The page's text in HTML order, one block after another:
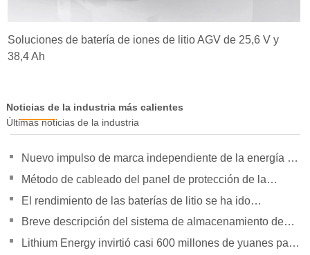
Soluciones de batería de iones de litio AGV de 25,6 V y
38,4 Ah
Noticias de la industria más calientes
Últimas noticias de la industria
Nuevo impulso de marca independiente de la energía de
la orientación de política para duplicar su presión
Método de cableado del panel de protección de la
batería de litio
El rendimiento de las baterías de litio se ha ido
superando gradualmente
Breve descripción del sistema de almacenamiento de
energía Tesla Powerpack Large
Lithium Energy invirtió casi 600 millones de yuanes para